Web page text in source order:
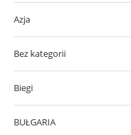
Azja
Bez kategorii
Biegi
BUŁGARIA